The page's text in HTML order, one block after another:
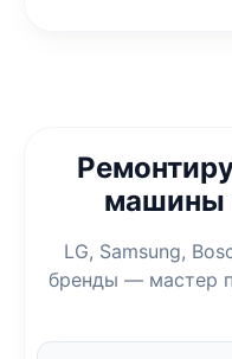
машины
LG, Samsung,
бренды — мастер